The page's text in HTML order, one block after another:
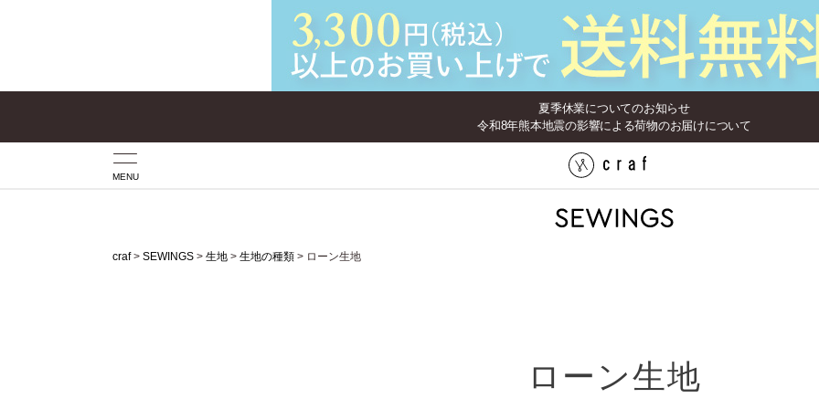
夏季休業についてのお知らせ
令和8年熊本地震の影響による荷物のお届けについて
MENU
craf SEWINGS 生地 生地の種類 ローン生地
ローン生地